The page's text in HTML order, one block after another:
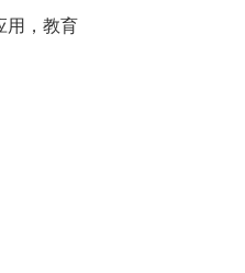
用，教育